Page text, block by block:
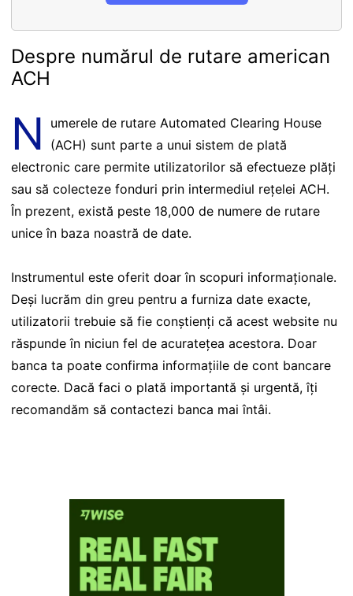
Despre numărul de rutare american
ACH
N
umerele de rutare Automated Clearing House
(ACH) sunt parte a unui sistem de plată
electronic care permite utilizatorilor să efectueze plăți
sau să colecteze fonduri prin intermediul rețelei ACH.
În prezent, există peste 18,000 de numere de rutare
unice în baza noastră de date.
Instrumentul este oferit doar în scopuri informaționale.
Deși lucrăm din greu pentru a furniza date exacte,
utilizatorii trebuie să fie conștienți că acest website nu
răspunde în niciun fel de acuratețea acestora. Doar
banca ta poate confirma informațiile de cont bancare
corecte. Dacă faci o plată importantă și urgentă, îți
recomandăm să contactezi banca mai întâi.